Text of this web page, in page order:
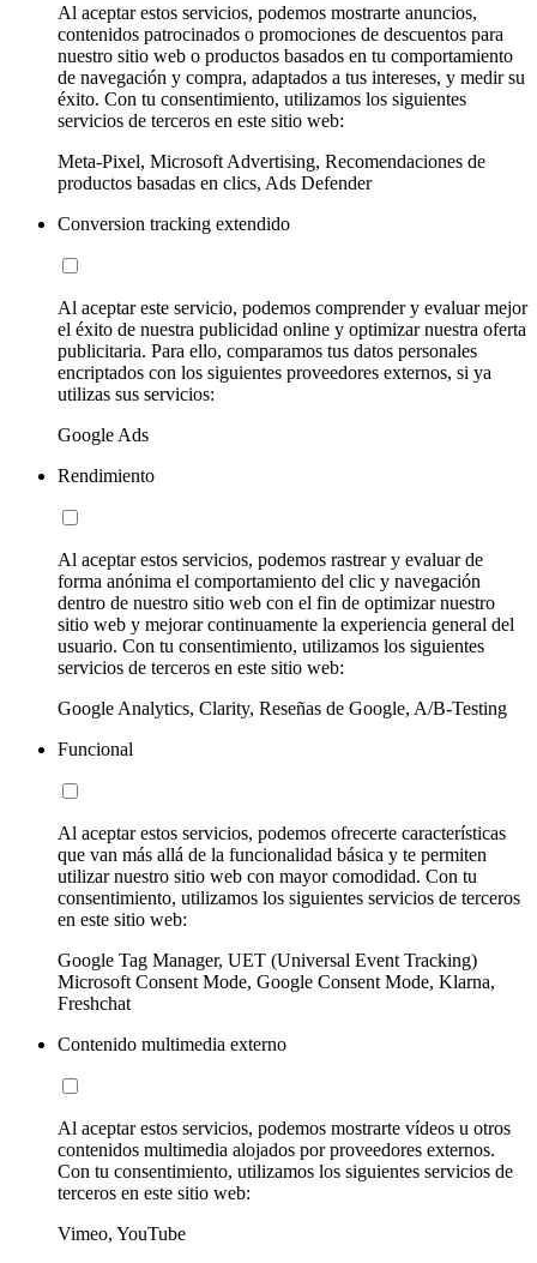
Al aceptar estos servicios, podemos mostrarte anuncios,
contenidos patrocinados o promociones de descuentos para
nuestro sitio web o productos basados en tu comportamiento
de navegación y compra, adaptados a tus intereses, y medir su
éxito. Con tu consentimiento, utilizamos los siguientes
servicios de terceros en este sitio web:
Meta-Pixel, Microsoft Advertising, Recomendaciones de
productos basadas en clics, Ads Defender
Conversion tracking extendido
Al aceptar este servicio, podemos comprender y evaluar mejor
el éxito de nuestra publicidad online y optimizar nuestra oferta
publicitaria. Para ello, comparamos tus datos personales
encriptados con los siguientes proveedores externos, si ya
utilizas sus servicios:
Google Ads
Rendimiento
Al aceptar estos servicios, podemos rastrear y evaluar de
forma anónima el comportamiento del clic y navegación
dentro de nuestro sitio web con el fin de optimizar nuestro
sitio web y mejorar continuamente la experiencia general del
usuario. Con tu consentimiento, utilizamos los siguientes
servicios de terceros en este sitio web:
Google Analytics, Clarity, Reseñas de Google, A/B-Testing
Funcional
Al aceptar estos servicios, podemos ofrecerte características
que van más allá de la funcionalidad básica y te permiten
utilizar nuestro sitio web con mayor comodidad. Con tu
consentimiento, utilizamos los siguientes servicios de terceros
en este sitio web:
Google Tag Manager, UET (Universal Event Tracking)
Microsoft Consent Mode, Google Consent Mode, Klarna,
Freshchat
Contenido multimedia externo
Al aceptar estos servicios, podemos mostrarte vídeos u otros
contenidos multimedia alojados por proveedores externos.
Con tu consentimiento, utilizamos los siguientes servicios de
terceros en este sitio web:
Vimeo, YouTube